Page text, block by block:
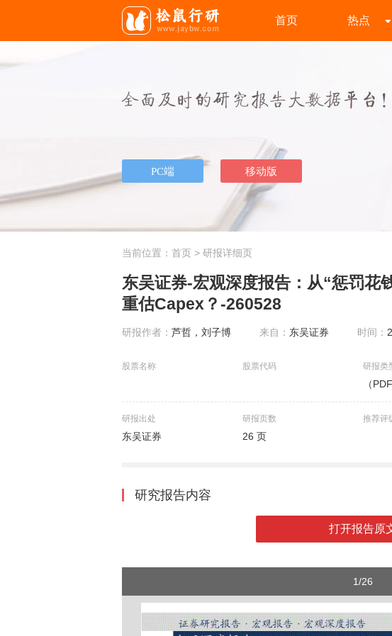
首页 热点
当前位置： 首页 > 研报详细页
东吴证券-宏观深度报告：从“惩罚
重估Capex？-260528
研报作者： 芦哲，刘子博 来自： 东吴证券 时间：
股票名称 股票代码 研报类
（PDF
研报出处
东吴证券
研报页数
26 页
推荐评
研究报告内容
打开报告原
1/26